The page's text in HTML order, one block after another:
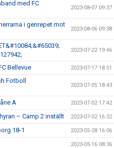
med FC
2023-08-07 09:37
i genrepet mot
2023-08-06 09:38
2023-07-22 19:46
Bellevue 2023-07-17 18:51
Fotboll
2023-07-05 18:43
A 2023-07-02 17:42
– Camp 2 inställt 2023-07-02 16:32
18-1 2023-05-28 16:06
2023-05-16 08:36